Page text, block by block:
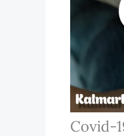
Covid-